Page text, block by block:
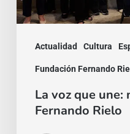
Actualidad Cultura
Fundación Fernando
Fernando
La voz que une:
Fernando Rielo